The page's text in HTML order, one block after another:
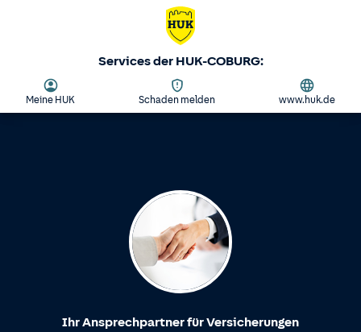
Services der HUK-COBURG:
Meine HUK Schaden melden www.huk.de
Ihr Ansprechpartner für Versicherungen